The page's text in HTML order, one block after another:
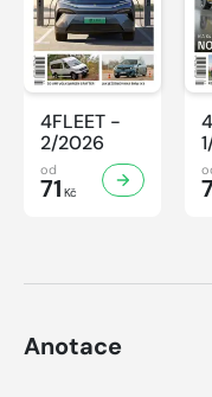
4FLEET -
2/2026
od
71 Kč
Anotace